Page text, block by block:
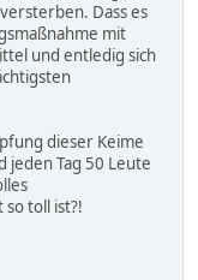
Dass es
mit
und entledig sich
dieser Keime
Tag 50 Leute
toll ist?!